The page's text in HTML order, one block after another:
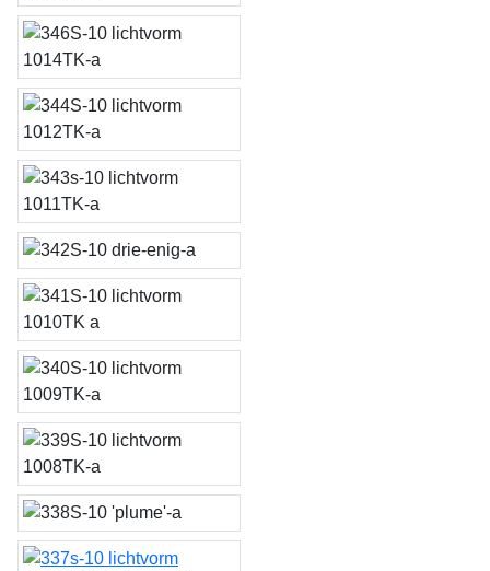
lichtvorm 1015TK
lichtvorm 1014TK
lichtvorm 1012TK
lichtvorm 1011TK
drie-enig
lichtvorm 1010TK
lichtvorm 1009TK
lichtvorm 1008TK
plume